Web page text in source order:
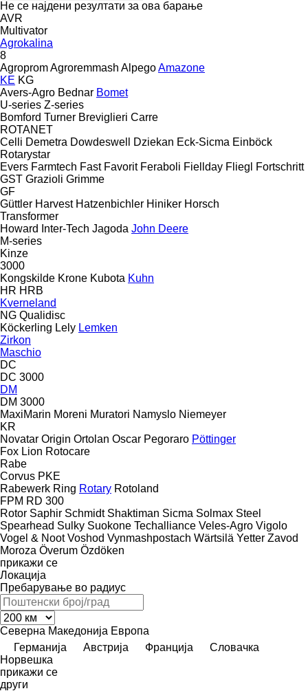
Не се најдени резултати за ова барање
AVR
Multivator
Agrokalina
8
AgropromAgroremmash AlpegoAmazone
KE KG
Avers-Agro Bednar Bomet
U-series Z-series
Bomford Turner Breviglieri Carre
ROTANET
Celli Demetra Dowdeswell Dziekan Eck-Sicma Einböck
Rotarystar
Evers Farmtech Fast Favorit Feraboli Fiellday Fliegl
Fortschritt
GST Grazioli Grimme
GF
Güttler Harvest Hatzenbichler Hiniker Horsch
Transformer
Howard
Inter-Tech Jagoda John Deere
M-series
Kinze
3000
Kongskilde Krone Kubota Kuhn
HR HRB
Kverneland
NG Qualidisc
Köckerling Lely Lemken
Zirkon
Maschio
DC
DC 3000
DM
DM 3000
MaxiMarin Moreni Muratori Namyslo Niemeyer
KR
Novatar Origin Ortolan Oscar Pegoraro Pöttinger
Fox Lion Rotocare
Rabe
Corvus PKE
Rabewerk Ring Rotary Rotoland
FPM RD 300
Rotor Saphir Schmidt Shaktiman Sicma Solmax Steel
Spearhead Sulky Suokone Techalliance Veles-Agro Vigolo
Vogel & Noot Voshod Vynmashpostach Wärtsilä Yetter Zavod
Moroza Överum Özdöken
прикажи се
Локација
Пребарување во радиус
Северна Македонија Европа
Германија
Австрија Франција
Словачка
Норвешка
прикажи се
други